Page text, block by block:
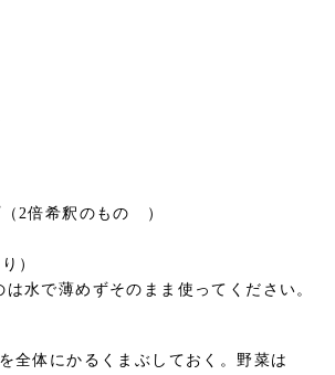
2倍希釈のもの ）
り）
水で薄めずそのまま使ってください。
全体にかるくまぶしておく。野菜は